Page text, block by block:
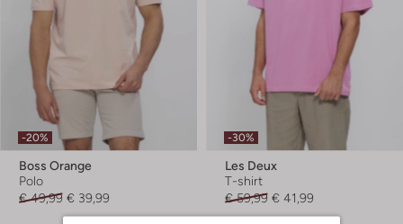
-20%
Boss Orange
Polo
€ 49,99 € 39,99
-30%
Les Deux
T-shirt
€ 59,99 € 41,99